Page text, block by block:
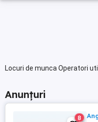
Locuri de munca Operatori
Anunțuri
8